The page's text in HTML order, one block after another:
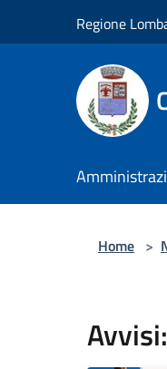
Regione
Home >